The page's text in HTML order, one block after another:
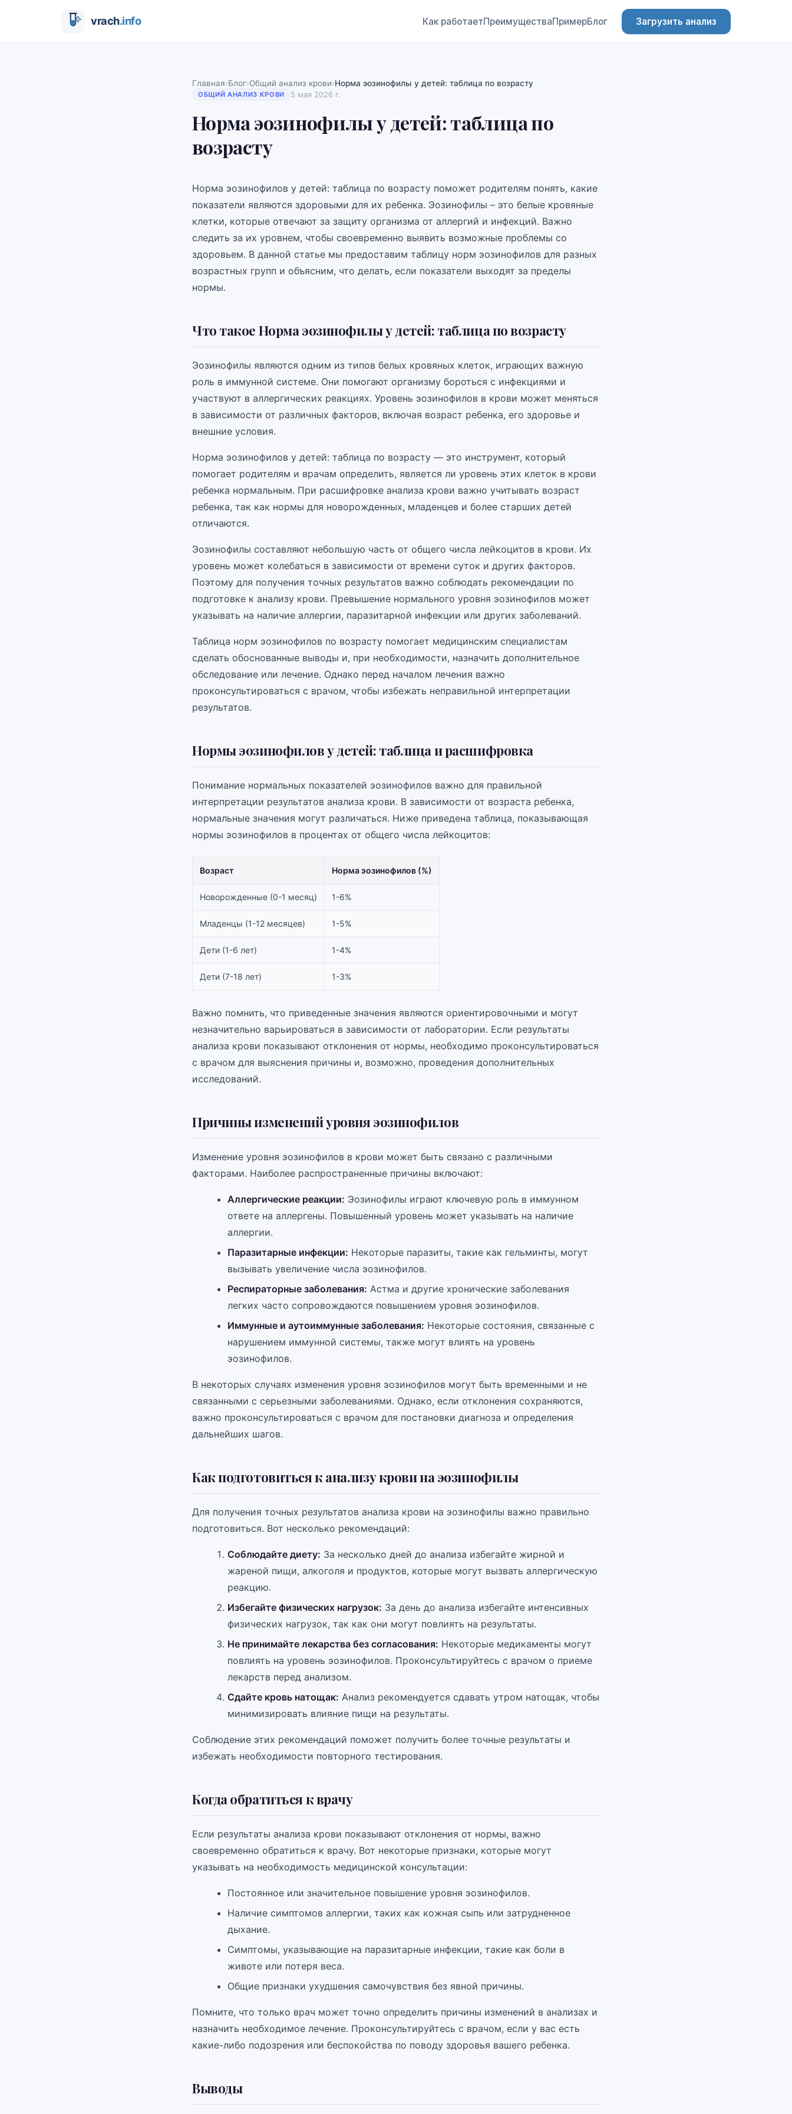
Как работаетПреимуществаПримерБлог Загрузить анализ
Главная›Блог›Общий анализ крови›Норма эозинофилы у детей: таблица по возрасту
ОБЩИЙ АНАЛИЗ КРОВИ 5 мая 2026 г.
Норма эозинофилы у детей: таблица по
возрасту
Норма эозинофилов у детей: таблица по возрасту поможет родителям понять, какие
показатели являются здоровыми для их ребенка. Эозинофилы – это белые кровяные
клетки, которые отвечают за защиту организма от аллергий и инфекций. Важно
следить за их уровнем, чтобы своевременно выявить возможные проблемы со
здоровьем. В данной статье мы предоставим таблицу норм эозинофилов для разных
возрастных групп и объясним, что делать, если показатели выходят за пределы
нормы.
Что такое Норма эозинофилы у детей: таблица по возрасту
Эозинофилы являются одним из типов белых кровяных клеток, играющих важную
роль в иммунной системе. Они помогают организму бороться с инфекциями и
участвуют в аллергических реакциях. Уровень эозинофилов в крови может меняться
в зависимости от различных факторов, включая возраст ребенка, его здоровье и
внешние условия.
Норма эозинофилов у детей: таблица по возрасту — это инструмент, который
помогает родителям и врачам определить, является ли уровень этих клеток в крови
ребенка нормальным. При расшифровке анализа крови важно учитывать возраст
ребенка, так как нормы для новорожденных, младенцев и более старших детей
отличаются.
Эозинофилы составляют небольшую часть от общего числа лейкоцитов в крови. Их
уровень может колебаться в зависимости от времени суток и других факторов.
Поэтому для получения точных результатов важно соблюдать рекомендации по
подготовке к анализу крови. Превышение нормального уровня эозинофилов может
указывать на наличие аллергии, паразитарной инфекции или других заболеваний.
Таблица норм эозинофилов по возрасту помогает медицинским специалистам
сделать обоснованные выводы и, при необходимости, назначить дополнительное
обследование или лечение. Однако перед началом лечения важно
проконсультироваться с врачом, чтобы избежать неправильной интерпретации
результатов.
Нормы эозинофилов у детей: таблица и расшифровка
Понимание нормальных показателей эозинофилов важно для правильной
интерпретации результатов анализа крови. В зависимости от возраста ребенка,
нормальные значения могут различаться. Ниже приведена таблица, показывающая
нормы эозинофилов в процентах от общего числа лейкоцитов:
Возраст Норма эозинофилов (%)
Новорожденные (0-1 месяц) 1-6%
Младенцы (1-12 месяцев) 1-5%
Дети (1-6 лет) 1-4%
Дети (7-18 лет) 1-3%
Важно помнить, что приведенные значения являются ориентировочными и могут
незначительно варьироваться в зависимости от лаборатории. Если результаты
анализа крови показывают отклонения от нормы, необходимо проконсультироваться
с врачом для выяснения причины и, возможно, проведения дополнительных
исследований.
Причины изменений уровня эозинофилов
Изменение уровня эозинофилов в крови может быть связано с различными
факторами. Наиболее распространенные причины включают:
Аллергические реакции: Эозинофилы играют ключевую роль в иммунном
ответе на аллергены. Повышенный уровень может указывать на наличие
аллергии.
Паразитарные инфекции: Некоторые паразиты, такие как гельминты, могут
вызывать увеличение числа эозинофилов.
Респираторные заболевания: Астма и другие хронические заболевания
легких часто сопровождаются повышением уровня эозинофилов.
Иммунные и аутоиммунные заболевания: Некоторые состояния, связанные с
нарушением иммунной системы, также могут влиять на уровень
эозинофилов.
В некоторых случаях изменения уровня эозинофилов могут быть временными и не
связанными с серьезными заболеваниями. Однако, если отклонения сохраняются,
важно проконсультироваться с врачом для постановки диагноза и определения
дальнейших шагов.
Как подготовиться к анализу крови на эозинофилы
Для получения точных результатов анализа крови на эозинофилы важно правильно
подготовиться. Вот несколько рекомендаций:
Соблюдайте диету: За несколько дней до анализа избегайте жирной и
жареной пищи, алкоголя и продуктов, которые могут вызвать аллергическую
реакцию.
Избегайте физических нагрузок: За день до анализа избегайте интенсивных
физических нагрузок, так как они могут повлиять на результаты.
Не принимайте лекарства без согласования: Некоторые медикаменты могут
повлиять на уровень эозинофилов. Проконсультируйтесь с врачом о приеме
лекарств перед анализом.
Сдайте кровь натощак: Анализ рекомендуется сдавать утром натощак, чтобы
минимизировать влияние пищи на результаты.
Соблюдение этих рекомендаций поможет получить более точные результаты и
избежать необходимости повторного тестирования.
Когда обратиться к врачу
Если результаты анализа крови показывают отклонения от нормы, важно
своевременно обратиться к врачу. Вот некоторые признаки, которые могут
указывать на необходимость медицинской консультации:
Постоянное или значительное повышение уровня эозинофилов.
Наличие симптомов аллергии, таких как кожная сыпь или затрудненное
дыхание.
Симптомы, указывающие на паразитарные инфекции, такие как боли в
животе или потеря веса.
Общие признаки ухудшения самочувствия без явной причины.
Помните, что только врач может точно определить причины изменений в анализах и
назначить необходимое лечение. Проконсультируйтесь с врачом, если у вас есть
какие-либо подозрения или беспокойства по поводу здоровья вашего ребенка.
Выводы